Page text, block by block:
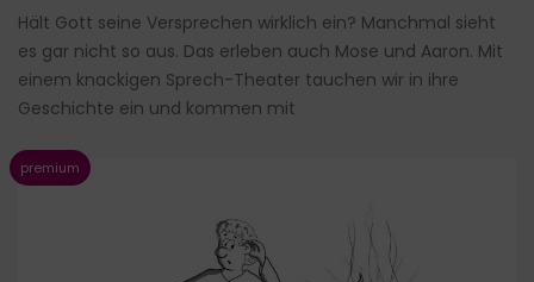
Hält Gott seine Versprechen wirklich ein? Manchmal sieht
es gar nicht so aus. Das erleben auch Mose und Aaron. Mit
einem knackigen Sprech-Theater tauchen wir in ihre
Geschichte ein und kommen mit